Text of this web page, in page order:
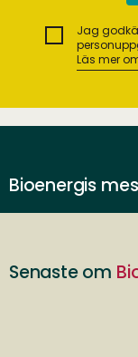
Jag
Läs mer
Bioenergis
Senaste om